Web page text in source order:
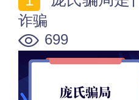
诈骗
699